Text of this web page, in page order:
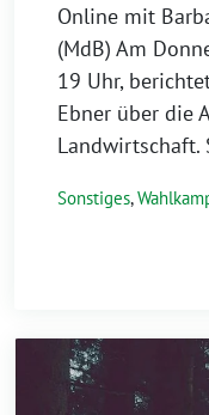
Online mit
(MdB) Am
19 Uhr,
Ebner über die
Sonstiges,